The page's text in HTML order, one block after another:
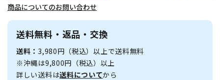
商品についてのお問い合わせ
送料無料・返品・交換
送料：3,980円（税込）以上で送料無料
※沖縄は9,800円（税込）以上
詳しい送料は送料についてから